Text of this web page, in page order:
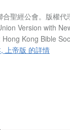
聖經公會。版權代
Version with
Kong Bible
上帝版 的詳情